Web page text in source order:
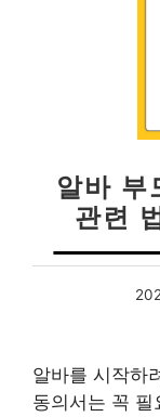
알바 부
관련
알바를 시작하
동의서는 꼭